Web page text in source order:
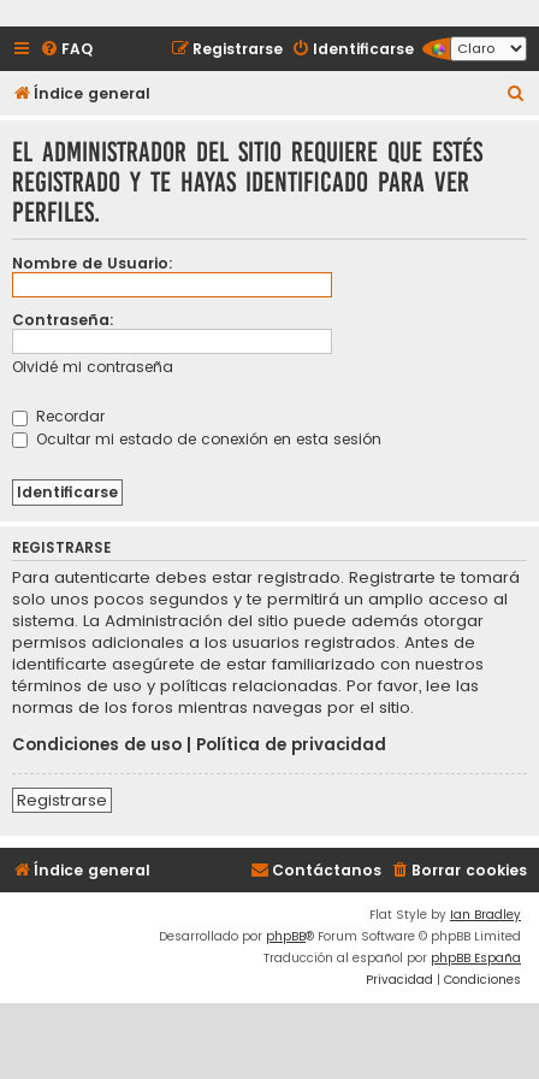
FAQ Identificarse
Registrarse
Índice general
El administrador del sitio requiere que estés
registrado y te hayas identificado para ver
perfiles.
Nombre de Usuario:
Contraseña:
Olvidé mi contraseña
Recordar
Ocultar mi estado de conexión en esta sesión
REGISTRARSE
Para autenticarte debes estar registrado. Registrarte te tomará
solo unos pocos segundos y te permitirá un amplio acceso al
sistema. La Administración del sitio puede además otorgar
permisos adicionales a los usuarios registrados. Antes de
identificarte asegúrete de estar familiarizado con nuestros
términos de uso y políticas relacionadas. Por favor, lee las
normas de los foros mientras navegas por el sitio.
Condiciones de uso
Política de privacidad
Registrarse
Índice general Borrar cookies
Contáctanos
Flat Style by Ian Bradley
Desarrollado por phpBB® Forum Software © phpBB Limited
Traducción al español por phpBB España
Privacidad | Condiciones